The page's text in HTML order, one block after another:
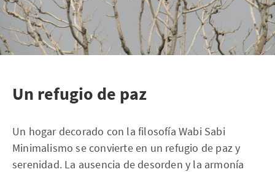
Un refugio de paz
Un hogar decorado con la filosofía Wabi Sabi
Minimalismo se convierte en un refugio de paz y
serenidad. La ausencia de desorden y la armonía